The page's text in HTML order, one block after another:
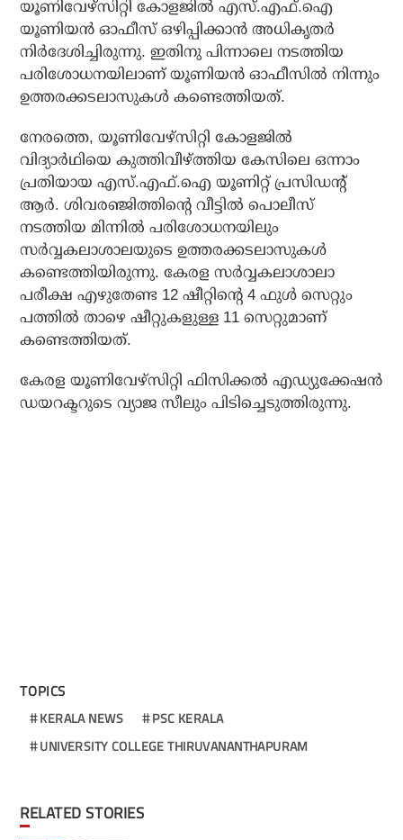
യൂണിവേഴ്സിറ്റി കോളജില്‍ എസ്.എഫ്.ഐ
യൂണിയന്‍ ഓഫീസ് ഒഴിപ്പിക്കാന്‍ അധികൃതര്‍
നിര്‍ദേശിച്ചിരുന്നു. ഇതിനു പിന്നാലെ നടത്തിയ
പരിശോധനയിലാണ് യൂണിയന്‍ ഓഫീസില്‍ നിന്നും
ഉത്തരക്കടലാസുകള്‍ കണ്ടെത്തിയത്.
നേരത്തെ, യൂണിവേഴ്സിറ്റി കോളജില്‍
വിദ്യാര്‍ഥിയെ കുത്തിവീഴ്ത്തിയ കേസിലെ ഒന്നാം
പ്രതിയായ എസ്.എഫ്.ഐ യൂണിറ്റ് പ്രസിഡന്റ്
ആര്‍. ശിവരഞ്ജിത്തിന്റെ വീട്ടില്‍ പൊലീസ്
നടത്തിയ മിന്നില്‍ പരിശോധനയിലും
സര്‍വ്വകലാശാലയുടെ ഉത്തരക്കടലാസുകള്‍
കണ്ടെത്തിയിരുന്നു. കേരള സര്‍വ്വകലാശാലാ
പരീക്ഷ എഴുതേണ്ട 12 ഷീറ്റിന്റെ 4 ഫുള്‍ സെറ്റും
പത്തില്‍ താഴെ ഷീറ്റുകളുള്ള 11 സെറ്റുമാണ്
കണ്ടെത്തിയത്.
കേരള യൂണിവേഴ്സിറ്റി ഫിസിക്കല്‍ എഡ്യുക്കേഷന്‍
ഡയറക്ടറുടെ വ്യാജ സീലും പിടിച്ചെടുത്തിരുന്നു.
TOPICS
KERALA NEWS
PSC KERALA
UNIVERSITY COLLEGE THIRUVANANTHAPURAM
RELATED STORIES